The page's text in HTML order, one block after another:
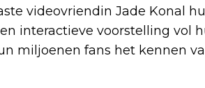
videovriendin Jade Konal
interactieve voorstelling vol
miljoenen fans het kennen